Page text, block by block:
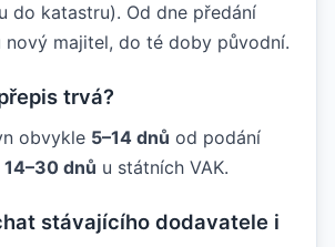
do katastru). Od dne předání
majitel, do té doby původní.
trvá?
obvykle 5–14 dnů od podání
14–30 dnů u státních VAK.
stávajícího dodavatele i